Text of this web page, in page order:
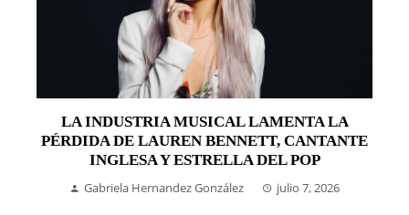
LA INDUSTRIA MUSICAL LAMENTA LA
PÉRDIDA DE LAUREN BENNETT, CANTANTE
INGLESA Y ESTRELLA DEL POP
Gabriela Hernandez González julio 7, 2026